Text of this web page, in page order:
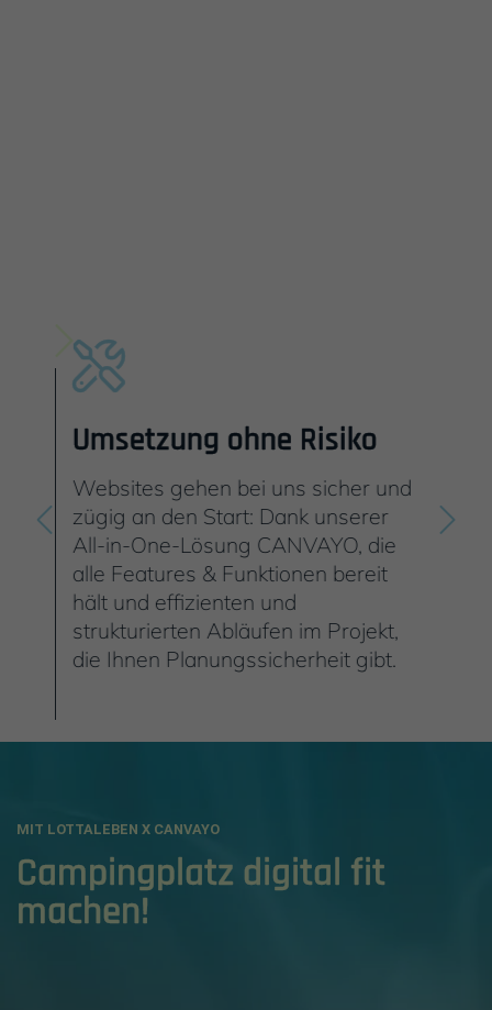
Umsetzung ohne Risiko
Websites gehen bei uns sicher und
zügig an den Start: Dank unserer
All-in-One-Lösung CANVAYO, die
alle Features & Funktionen bereit
hält und effizienten und
strukturierten Abläufen im Projekt,
die Ihnen Planungssicherheit gibt.
Einleitung
MIT LOTTALEBEN X CANVAYO
Campingplatz digital fit
machen!